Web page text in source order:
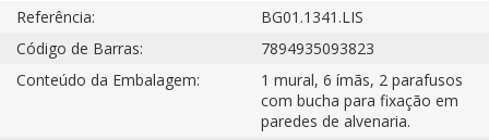
Referência:
BG01.1341.LIS
Código de Barras:
7894935093823
Conteúdo da Embalagem:
1 mural, 6 ímãs, 2 parafusos
com bucha para fixação em
paredes de alvenaria.